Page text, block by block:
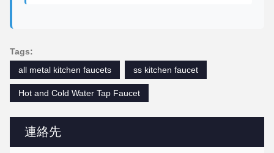
連絡先
Tags:
all metal kitchen faucets
ss kitchen faucet
Hot and Cold Water Tap Faucet